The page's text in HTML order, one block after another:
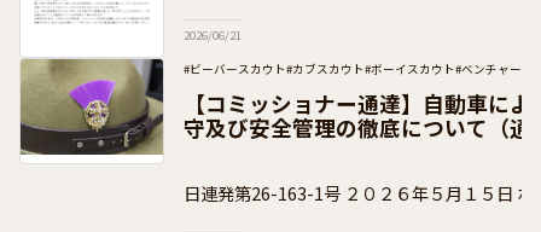
ご案内いたします。 セミナーについて
2026/06/21
#ビーバースカウト#カブスカウト#ボーイスカウト#ベンチャース
#加盟員向け
【コミッショナー通達】自動車に
守及び安全管理の徹底について（通
日連発第26-163-1号 ２０２６年５月１５日 ボーイスカウト都道府県連